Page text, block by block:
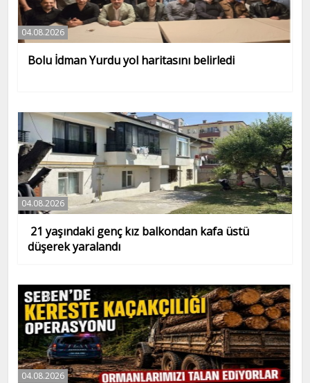
04.08.2026
Bolu İdman Yurdu yol haritasını belirledi
04.08.2026
21 yaşındaki genç kız balkondan kafa üstü
düşerek yaralandı
04.08.2026